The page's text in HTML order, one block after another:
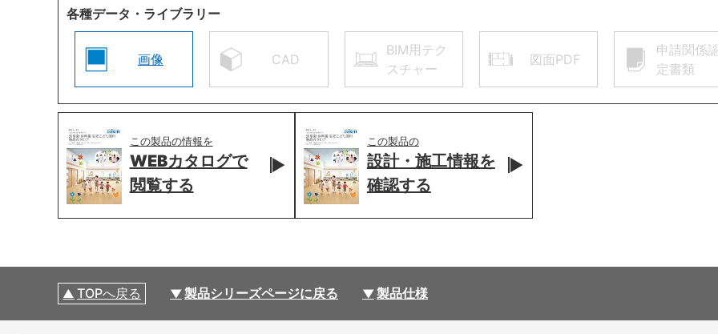
各種データ・ライブラリー
画像 CAD
BIM用テク
スチャー
図面PDF
申請関係
定書類
この製品の情報を
WEBカタログで
閲覧する
この製品の
設計・施工情報を
確認する
TOPへ戻る 製品シリーズページに戻る 製品仕様